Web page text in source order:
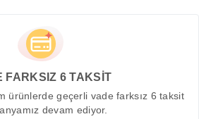
FARKSIZ 6 TAKSİT
ürünlerde geçerli vade farksız 6 taksit
devam ediyor.